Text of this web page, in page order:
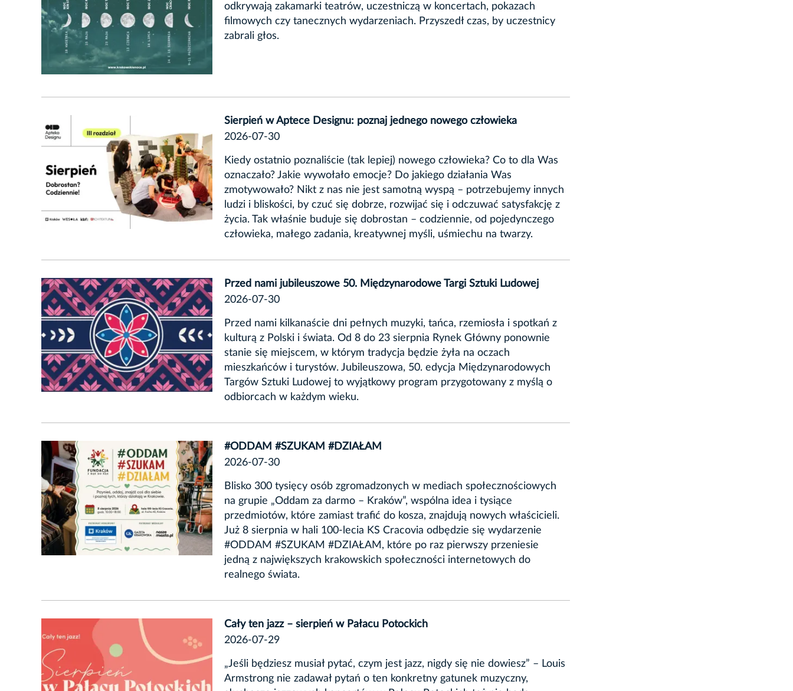
odkrywają zakamarki teatrów, uczestniczą w koncertach, pokazach
filmowych czy tanecznych wydarzeniach. Przyszedł czas, by uczestnicy
zabrali głos.
Sierpień w Aptece Designu: poznaj jednego nowego człowieka
2026-07-30
Kiedy ostatnio poznaliście (tak lepiej) nowego człowieka? Co to dla Was
oznaczało? Jakie wywołało emocje? Do jakiego działania Was
zmotywowało? Nikt z nas nie jest samotną wyspą – potrzebujemy innych
ludzi i bliskości, by czuć się dobrze, rozwijać się i odczuwać satysfakcję z
życia. Tak właśnie buduje się dobrostan – codziennie, od pojedynczego
człowieka, małego zadania, kreatywnej myśli, uśmiechu na twarzy.
Przed nami jubileuszowe 50. Międzynarodowe Targi Sztuki Ludowej
2026-07-30
Przed nami kilkanaście dni pełnych muzyki, tańca, rzemiosła i spotkań z
kulturą z Polski i świata. Od 8 do 23 sierpnia Rynek Główny ponownie
stanie się miejscem, w którym tradycja będzie żyła na oczach
mieszkańców i turystów. Jubileuszowa, 50. edycja Międzynarodowych
Targów Sztuki Ludowej to wyjątkowy program przygotowany z myślą o
odbiorcach w każdym wieku.
#ODDAM #SZUKAM #DZIAŁAM
2026-07-30
Blisko 300 tysięcy osób zgromadzonych w mediach społecznościowych
na grupie „Oddam za darmo – Kraków”, wspólna idea i tysiące
przedmiotów, które zamiast trafić do kosza, znajdują nowych właścicieli.
Już 8 sierpnia w hali 100-lecia KS Cracovia odbędzie się wydarzenie
#ODDAM #SZUKAM #DZIAŁAM, które po raz pierwszy przeniesie
jedną z największych krakowskich społeczności internetowych do
realnego świata.
Cały ten jazz – sierpień w Pałacu Potockich
2026-07-29
„Jeśli będziesz musiał pytać, czym jest jazz, nigdy się nie dowiesz” – Louis
Armstrong nie zadawał pytań o ten konkretny gatunek muzyczny,